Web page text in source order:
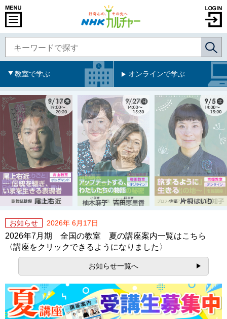
教室で学ぶ オンラインで学ぶ
お知らせ 2026年 6月17日
2026年7月期 全国の教室 夏の講座案内一覧はこちら
〈講座をクリックできるようになりました〉
お知らせ一覧へ